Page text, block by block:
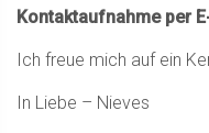
Kontaktaufnahme per
Ich freue mich auf ein
In Liebe – Nieves